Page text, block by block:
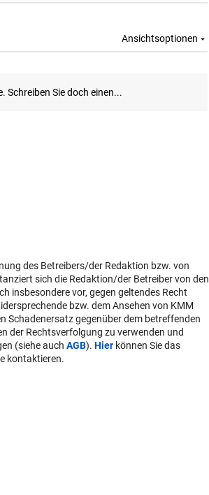
des Betreibers/der Redaktion bzw. von
sich die Redaktion/der Betreiber von den
insbesondere vor, gegen geltendes Recht
bzw. dem Ansehen von KMM
Schadenersatz gegenüber dem betreffenden
der Rechtsverfolgung zu verwenden und
(siehe auch AGB). Hier können Sie das
kontaktieren.